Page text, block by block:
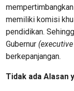
memiliki komisi
pendidikan.
Gubernur
berkepanjangan.
Tidak ada Alasan